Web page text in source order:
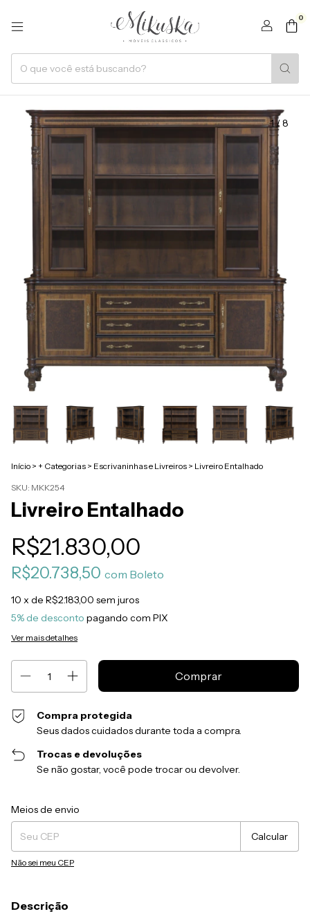
0
1/8
Início > + Categorias > Escrivaninhas e Livreiros > Livreiro Entalhado
SKU: MKK254
Livreiro Entalhado
R$21.830,00
R$20.738,50 com Boleto
10 x de R$2.183,00 sem juros
5% de desconto pagando com PIX
Ver mais detalhes
Compra protegida
Seus dados cuidados durante toda a compra.
Trocas e devoluções
Se não gostar, você pode trocar ou devolver.
Entregas para o CEP:
Meios de envio
Calcular
Não sei meu CEP
Descrição